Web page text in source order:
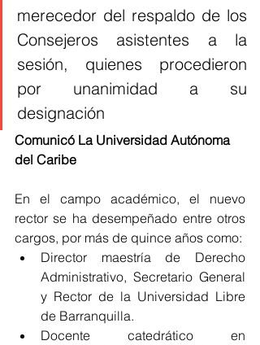
merecedor del respaldo de los
Consejeros asistentes a la
sesión, quienes procedieron
por unanimidad a su
designación
Comunicó La Universidad Autónoma
del Caribe
En el campo académico, el nuevo
rector se ha desempeñado entre otros
cargos, por más de quince años como:
Director maestría de Derecho
Administrativo, Secretario General
y Rector de la Universidad Libre
de Barranquilla.
Docente catedrático en